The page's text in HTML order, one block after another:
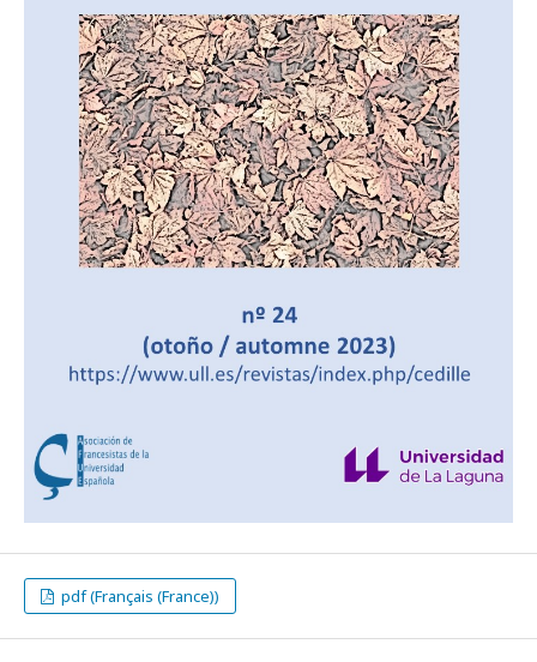
pdf (Français (France))